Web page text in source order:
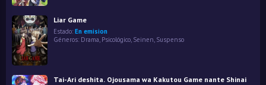
Liar Game
Estado: En emision
Géneros: Drama, Psicológico, Seinen, Suspenso
Tai-Ari deshita. Ojousama wa Kakutou Game nante Shinai